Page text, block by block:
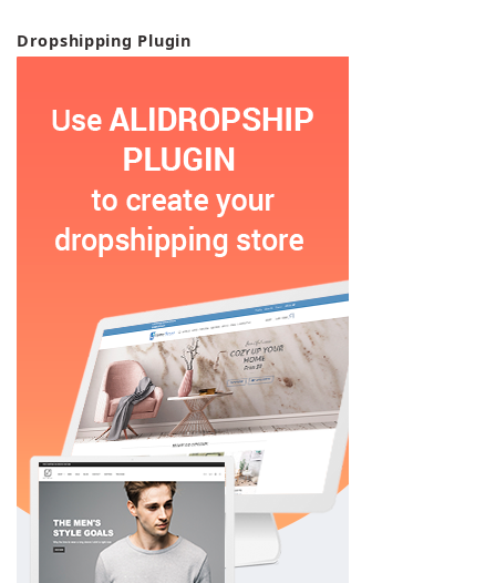
Dropshipping Plugin